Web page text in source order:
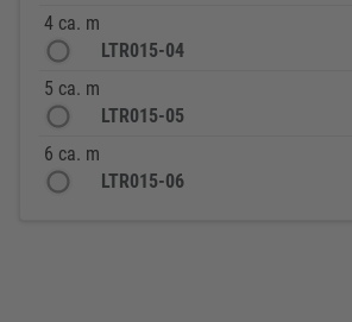
4 ca. m
LTR015-04
5 ca. m
LTR015-05
6 ca. m
LTR015-06